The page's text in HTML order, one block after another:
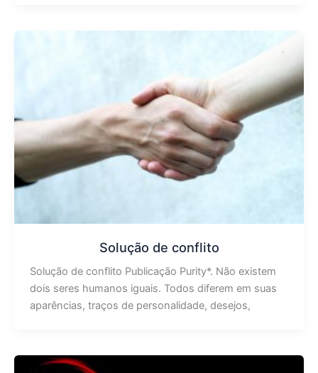
Solução de conflito
Solução de conflito Publicação Purity*. Não existem
dois seres humanos iguais. Todos diferem em suas
aparências, traços de personalidade, desejos,